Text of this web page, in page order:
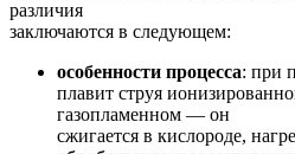
различия
заключаются в следующем:
особенности процесса: при
плавит струя
газопламенном — он
сжигается в кислороде,